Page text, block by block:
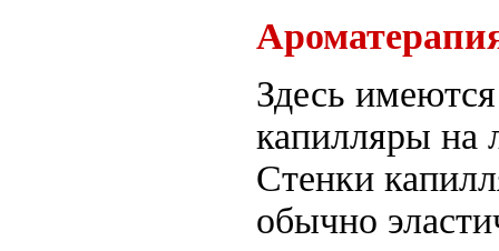
Здесь
капилляры на
Стенки
обычно